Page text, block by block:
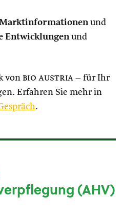
und
Entwicklungenund
von bio austria – für Ihr
Erfahren Sie mehr in
.
(AHV)